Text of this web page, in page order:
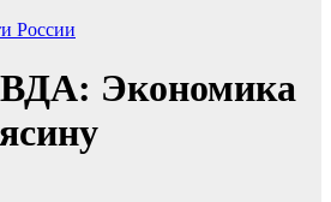
России
Экономика